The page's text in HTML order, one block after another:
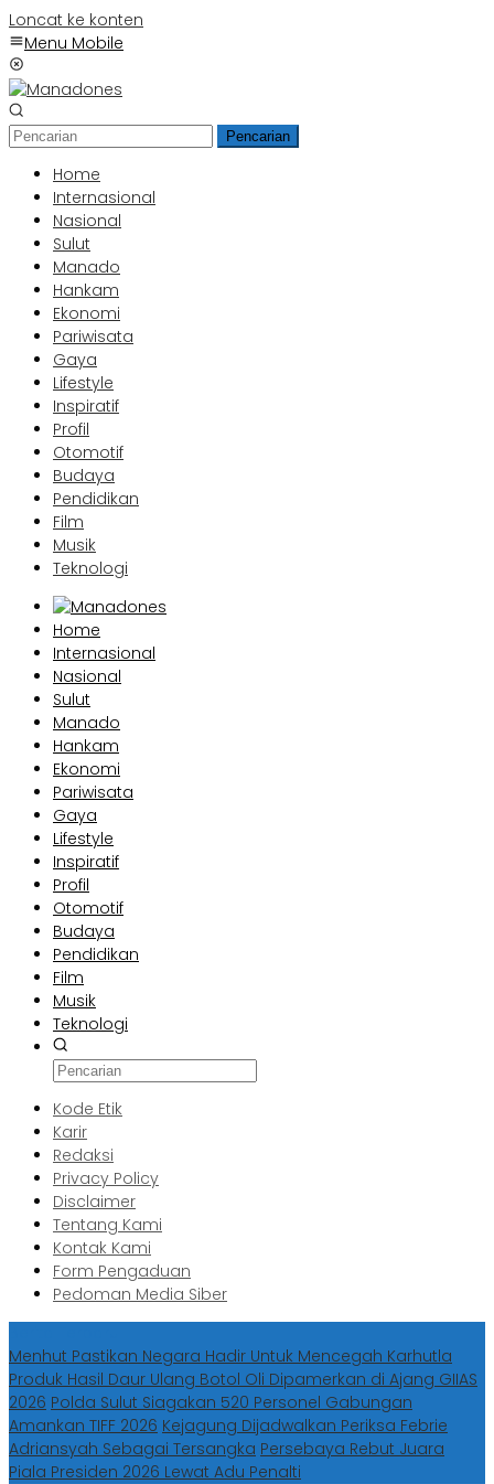
Loncat ke konten
Menu Mobile
Pencarian
Home
Internasional
Nasional
Sulut
Manado
Hankam
Ekonomi
Pariwisata
Gaya
Lifestyle
Inspiratif
Profil
Otomotif
Budaya
Pendidikan
Film
Musik
Teknologi
Home
Internasional
Nasional
Sulut
Manado
Hankam
Ekonomi
Pariwisata
Gaya
Lifestyle
Inspiratif
Profil
Otomotif
Budaya
Pendidikan
Film
Musik
Teknologi
Kode Etik
Karir
Redaksi
Privacy Policy
Disclaimer
Tentang Kami
Kontak Kami
Form Pengaduan
Pedoman Media Siber
Menhut Pastikan Negara Hadir Untuk Mencegah Karhutla
Produk Hasil Daur Ulang Botol Oli Dipamerkan di Ajang GIIAS
2026 Polda Sulut Siagakan 520 Personel Gabungan
Amankan TIFF 2026 Kejagung Dijadwalkan Periksa Febrie
Adriansyah Sebagai Tersangka Persebaya Rebut Juara
Piala Presiden 2026 Lewat Adu Penalti